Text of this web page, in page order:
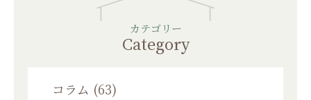
カテゴリー
Category
コラム (63)